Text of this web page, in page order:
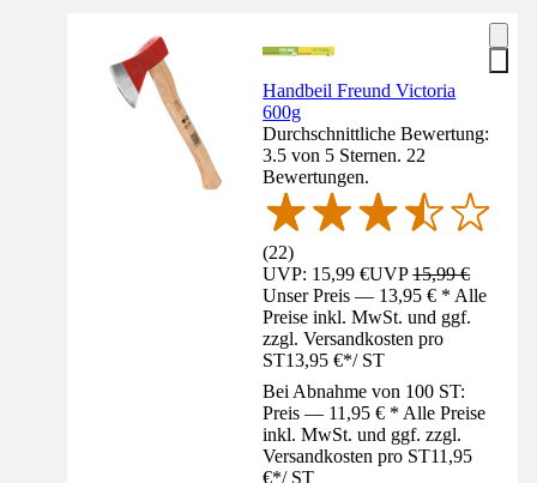
Handbeil Freund Victoria
600g
Durchschnittliche Bewertung:
3.5 von 5 Sternen. 22
Bewertungen.
(22)
UVP: 15,99 €UVP15,99 €
Unser Preis — 13,95 € * Alle
Preise inkl. MwSt. und ggf.
zzgl. Versandkosten pro
ST13,95 €*/ ST
Bei Abnahme von 100 ST:
Preis — 11,95 € * Alle Preise
inkl. MwSt. und ggf. zzgl.
Versandkosten pro ST11,95
€*/ ST